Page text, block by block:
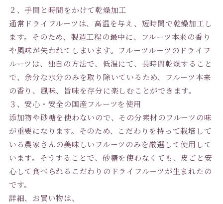
２、手間と時間をかけて乾燥加工
通常ドライフルーツは、高温を与え、短時間で乾燥加工し
ます。そのため、製造工程の最中に、フルーツ本来の香り
や風味が失われてしまいます。フルーツルーツのドライフ
ルーツは、独自の方法で、低温にて、長時間乾燥すること
で、余分な水分のみを取り除いているため、フルーツ本来
の香り、風味、旨味を存分に楽しむことができます。
３、安心・安全の国産フルーツを使用
添加物や砂糖を使わないので、その分素材のフルーツの味
が重要になります。そのため、こだわりを持って栽培して
いる農家さんの美味しいフルーツのみを厳選して使用して
います。そうすることで、砂糖を使わなくても、皮ごと安
心して食べられるこだわりのドライフルーツが生まれたの
です。
詳細、お買い物は、